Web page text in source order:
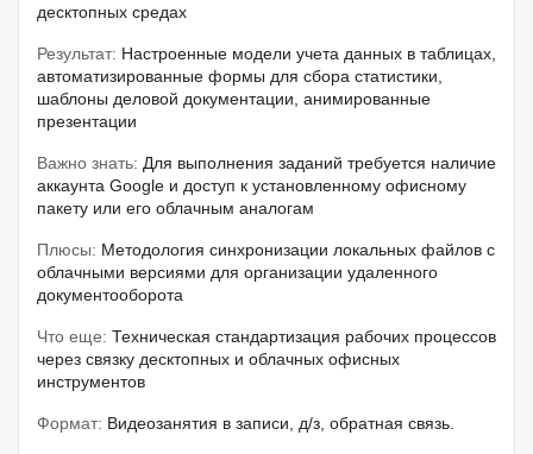
десктопных средах
Результат: Настроенные модели учета данных в таблицах,
автоматизированные формы для сбора статистики,
шаблоны деловой документации, анимированные
презентации
Важно знать: Для выполнения заданий требуется наличие
аккаунта Google и доступ к установленному офисному
пакету или его облачным аналогам
Плюсы: Методология синхронизации локальных файлов с
облачными версиями для организации удаленного
документооборота
Что еще: Техническая стандартизация рабочих процессов
через связку десктопных и облачных офисных
инструментов
Формат: Видеозанятия в записи, д/з, обратная связь.